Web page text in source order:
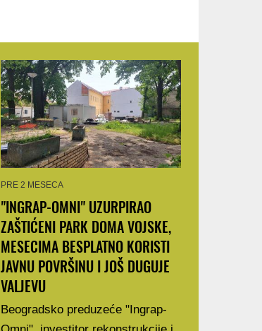
PRE 2 MESECA
"INGRAP-OMNI" UZURPIRAO
ZAŠTIĆENI PARK DOMA VOJSKE,
MESECIMA BESPLATNO KORISTI
JAVNU POVRŠINU I JOŠ DUGUJE
VALJEVU
Beogradsko preduzeće "Ingrap-